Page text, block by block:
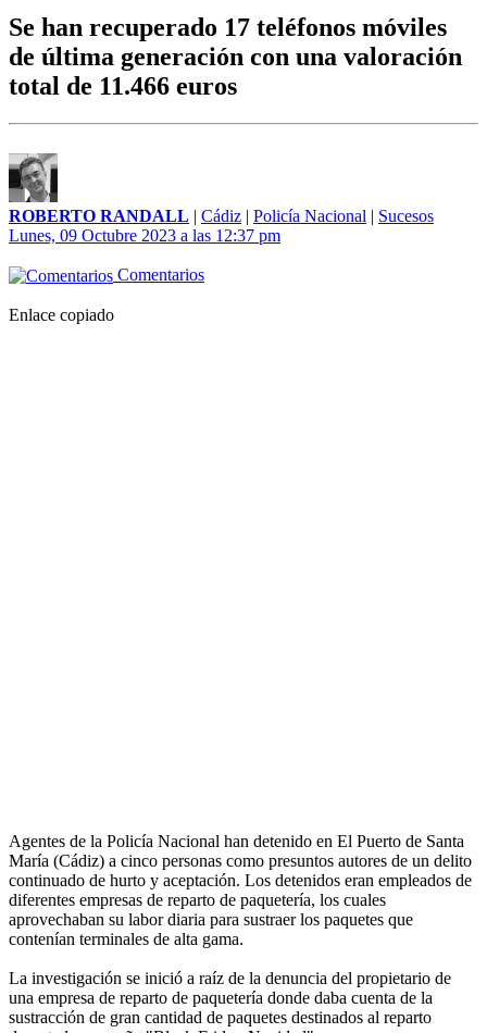
Se han recuperado 17 teléfonos móviles
de última generación con una valoración
total de 11.466 euros
ROBERTO RANDALL | Cádiz | Policía Nacional | Sucesos
Lunes, 09 Octubre 2023 a las 12:37 pm
Comentarios
Enlace copiado
Agentes de la Policía Nacional han detenido en El Puerto de Santa
María (Cádiz) a cinco personas como presuntos autores de un delito
continuado de hurto y aceptación. Los detenidos eran empleados de
diferentes empresas de reparto de paquetería, los cuales
aprovechaban su labor diaria para sustraer los paquetes que
contenían terminales de alta gama.
La investigación se inició a raíz de la denuncia del propietario de
una empresa de reparto de paquetería donde daba cuenta de la
sustracción de gran cantidad de paquetes destinados al reparto